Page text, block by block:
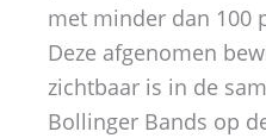
met minder dan 100
Deze afgenomen
zichtbaar is in de
Bollinger Bands op